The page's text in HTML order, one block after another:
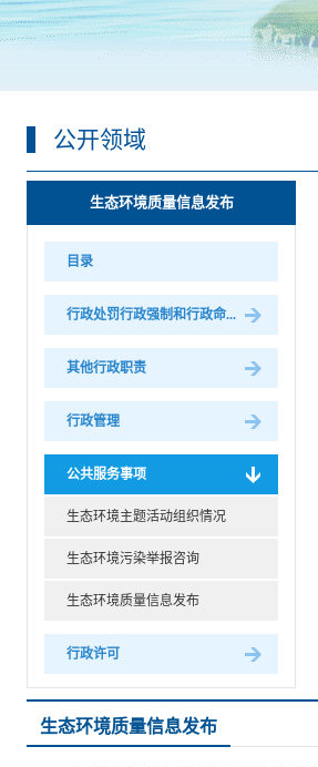
公开领域
生态环境质量信息发布
目录
行政处罚行政强制和行政命...
其他行政职责
行政管理
公共服务事项
生态环境主题活动组织情况
生态环境污染举报咨询
生态环境质量信息发布
行政许可
生态环境质量信息发布